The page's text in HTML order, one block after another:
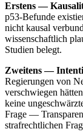
Erstens —
p53-Befunde
nicht kausal
wissenschaftlich
Studien belegt.
Zweitens —
Regierungen von
verschwiegen
keine
Frage —
strafrechtlichen